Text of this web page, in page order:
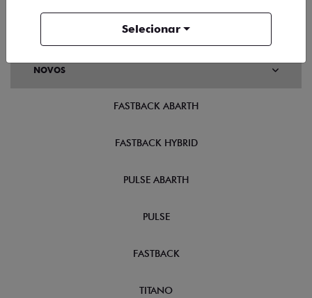
NOVOS
FASTBACK ABARTH
FASTBACK HYBRID
PULSE ABARTH
PULSE
FASTBACK
TITANO
Selecionar